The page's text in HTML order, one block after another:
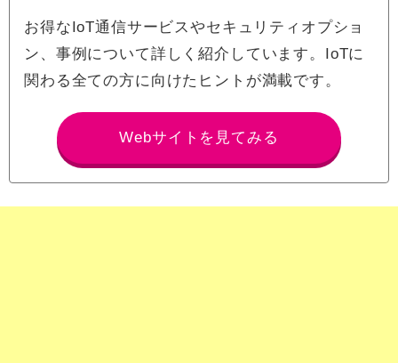
お得なIoT通信サービスやセキュリティオプショ
ン、事例について詳しく紹介しています。IoTに
関わる全ての方に向けたヒントが満載です。
Webサイトを見てみる